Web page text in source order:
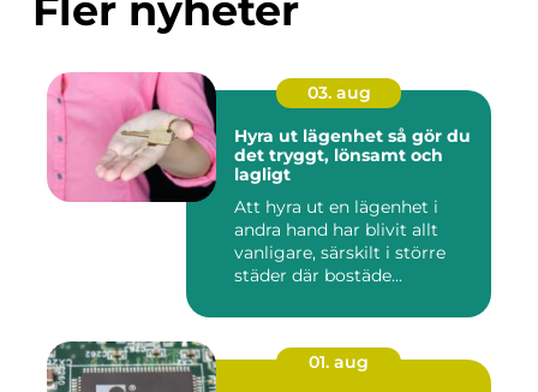
03. aug
Hyra ut lägenhet så gör du
det tryggt, lönsamt och
lagligt
Att hyra ut en lägenhet i
andra hand har blivit allt
vanligare, särskilt i större
städer där bostäde...
01. aug